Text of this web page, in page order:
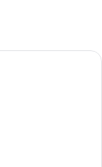
d’hôtel avec un grand